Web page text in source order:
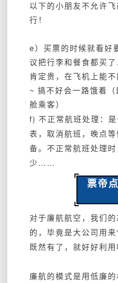
以下的小朋友不允许
行！
e）买票的时候就看好
议把行李和餐食都买
肯定贵，在飞机上能
~ 搞不好会一路饿着
舱乘客）
f) 不正常航班处理：
表，取消航班，晚点
备。不正常航班处理
少……
票帝
对于廉航航空，我们
的，毕竟是大公司用来
既然有了，就好好利用
廉航的模式是用低廉的